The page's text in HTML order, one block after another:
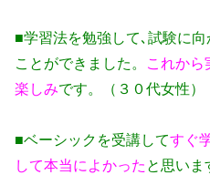
■学習法を勉強して､試験に
ことができました。
これから
楽しみです。（３０代女性）
■ベーシックを受講してすぐ
して本当によかった と思いま